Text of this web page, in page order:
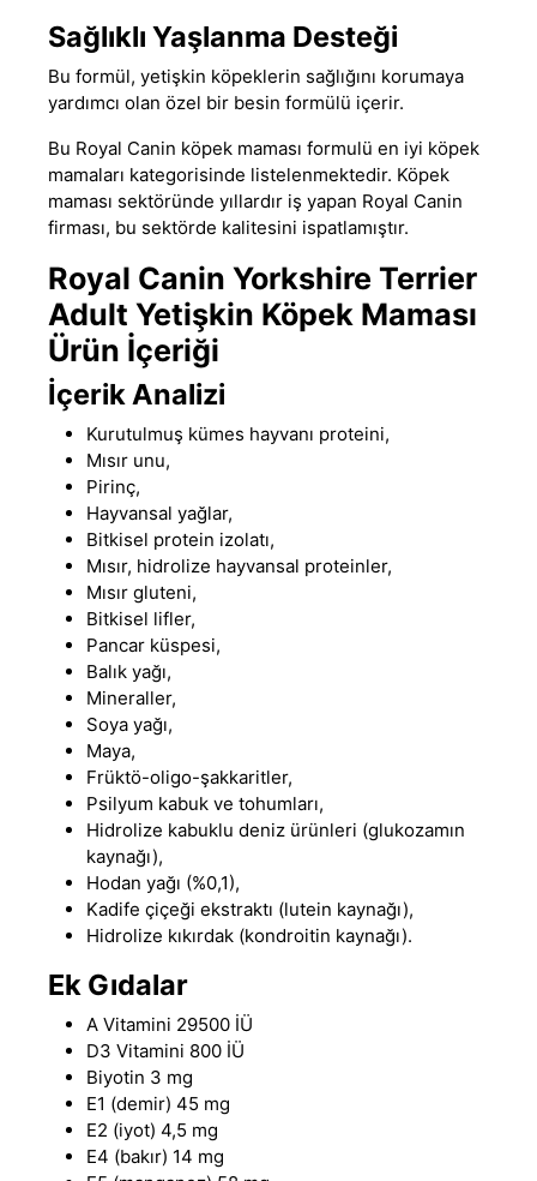
Sağlıklı Yaşlanma Desteği
Bu formül, yetişkin köpeklerin sağlığını korumaya
yardımcı olan özel bir besin formülü içerir.
Bu Royal Canin köpek maması formulü en iyi köpek
mamaları kategorisinde listelenmektedir. Köpek
maması sektöründe yıllardır iş yapan Royal Canin
firması, bu sektörde kalitesini ispatlamıştır.
Royal Canin Yorkshire Terrier
Adult Yetişkin Köpek Maması
Ürün İçeriği
İçerik Analizi
Kurutulmuş kümes hayvanı proteini,
Mısır unu,
Pirinç,
Hayvansal yağlar,
Bitkisel protein izolatı,
Mısır, hidrolize hayvansal proteinler,
Mısır gluteni,
Bitkisel lifler,
Pancar küspesi,
Balık yağı,
Mineraller,
Soya yağı,
Maya,
Früktö-oligo-şakkaritler,
Psilyum kabuk ve tohumları,
Hidrolize kabuklu deniz ürünleri (glukozamın
kaynağı),
Hodan yağı (%0,1),
Kadife çiçeği ekstraktı (lutein kaynağı),
Hidrolize kıkırdak (kondroitin kaynağı).
Ek Gıdalar
A Vitamini 29500 İÜ
D3 Vitamini 800 İÜ
Biyotin 3 mg
E1 (demir) 45 mg
E2 (iyot) 4,5 mg
E4 (bakır) 14 mg